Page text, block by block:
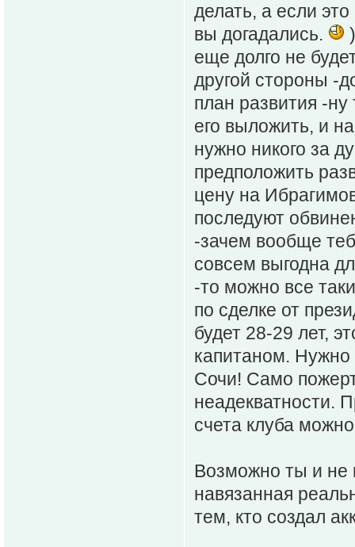
делать, а если
вы догадались.
еще долго не
другой стороны -
план развития -
его выложить, и
нужно никого за
предположить
цену на
последуют
-зачем вообще
совсем выгодна
-то можно все
по сделке от
будет 28-29 лет,
капитаном.
Сочи! Само
неадекватности.
счета клуба
Возможно ты и не
навязанная
тем, кто создал